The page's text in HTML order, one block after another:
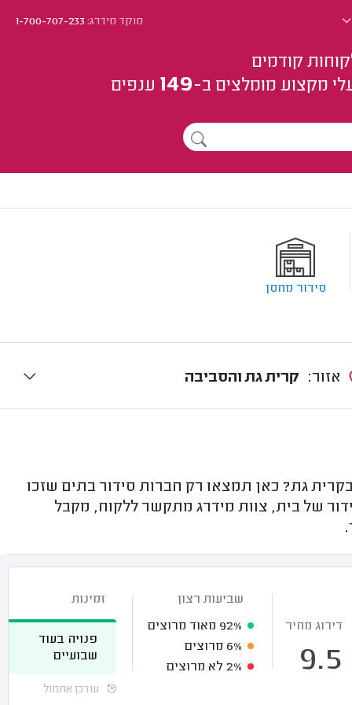
מוקד מידרג:1-700-707-233
קודמים
מקצוע מומלצים ב-149 ענפים
סידור מחסן
קרית גת והסביבה
גת? כאן תמצאו רק חברות סידור בתים שזכו
של בית, צוות מידרג מתקשר ללקוח, מקבל
דירוג מחיר
9.5
שביעות רצון
92% מאוד מרוצים
6% מרוצים
2% לא מרוצים
זמינות
פנויה בעוד
שבועיים
עודכן אתמול